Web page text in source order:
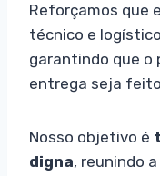
Reforçamos que
técnico e
garantindo que o
entrega seja
Nosso objetivo é
digna, reunindo